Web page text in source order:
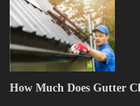
How Much Does Gutter